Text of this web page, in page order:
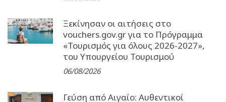
Ξεκίνησαν οι αιτήσεις στο
vouchers.gov.gr για το Πρόγραμμα
«Τουρισμός για όλους 2026-2027»,
του Υπουργείου Τουρισμού
06/08/2026
Γεύση από Αιγαίο: Αυθεντικοί